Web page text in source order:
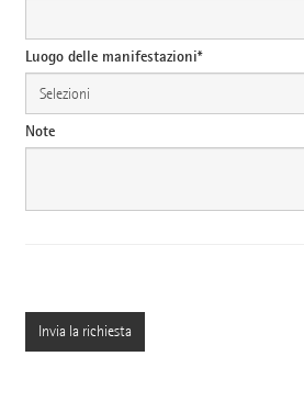
Luogo delle manifestazioni*
Note